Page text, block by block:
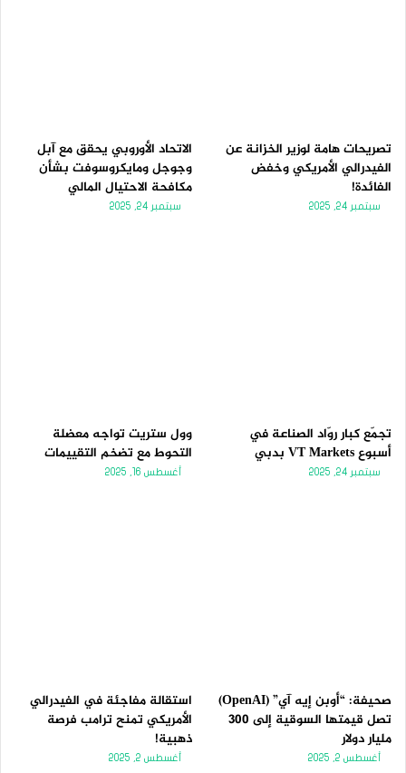
تصريحات هامة لوزير الخزانة عن
الفيدرالي الأمريكي وخفض
الفائدة!
سبتمبر 24, 2025
الاتحاد الأوروبي يحقق مع آبل
وجوجل ومايكروسوفت بشأن
مكافحة الاحتيال المالي
سبتمبر 24, 2025
تجمّع كبار روّاد الصناعة في
أسبوع VT Markets بدبي
سبتمبر 24, 2025
وول ستريت تواجه معضلة
التحوط مع تضخم التقييمات
أغسطس 16, 2025
صحيفة: “أوبن إيه آي” (OpenAI)
تصل قيمتها السوقية إلى 300
مليار دولار
أغسطس 2, 2025
استقالة مفاجئة في الفيدرالي
الأمريكي تمنح ترامب فرصة
ذهبية!
أغسطس 2, 2025